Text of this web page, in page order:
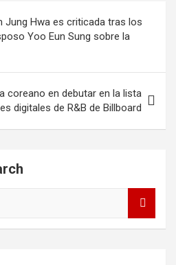
Jung Hwa es criticada tras los
Yoo Eun Sung sobre la
coreano en debutar en la lista
digitales de R&B de Billboard